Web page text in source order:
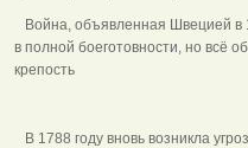
Война, объявленная Швецией в
в полной боеготовности, но всё
крепость
В 1788 году вновь возникла